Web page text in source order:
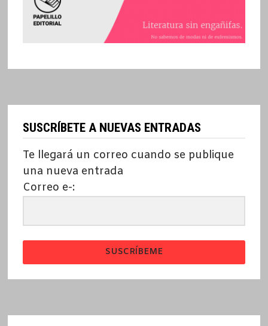
SUSCRÍBETE A NUEVAS ENTRADAS
Te llegará un correo cuando se publique
una nueva entrada
Correo e-:
SUSCRÍBEME